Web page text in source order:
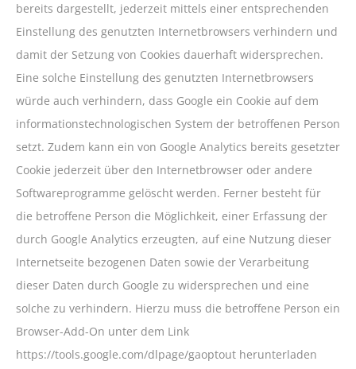
bereits dargestellt, jederzeit mittels einer entsprechenden
Einstellung des genutzten Internetbrowsers verhindern und
damit der Setzung von Cookies dauerhaft widersprechen.
Eine solche Einstellung des genutzten Internetbrowsers
würde auch verhindern, dass Google ein Cookie auf dem
informationstechnologischen System der betroffenen Person
setzt. Zudem kann ein von Google Analytics bereits gesetzter
Cookie jederzeit über den Internetbrowser oder andere
Softwareprogramme gelöscht werden. Ferner besteht für
die betroffene Person die Möglichkeit, einer Erfassung der
durch Google Analytics erzeugten, auf eine Nutzung dieser
Internetseite bezogenen Daten sowie der Verarbeitung
dieser Daten durch Google zu widersprechen und eine
solche zu verhindern. Hierzu muss die betroffene Person ein
Browser-Add-On unter dem Link
https://tools.google.com/dlpage/gaoptout herunterladen